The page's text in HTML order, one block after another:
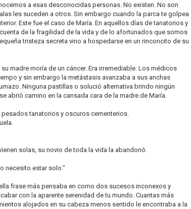
a esas desconocidas personas. No existen. No son
les suceden a otros. Sin embargo cuando la parca te golpea
Este fue el caso de María. En aquellos días de tanatorios y
de la fragilidad de la vida y de lo afortunados que somos
tristeza secreta vino a hospedarse en un rinconcito de su
madre moría de un cáncer. Era irremediable. Los médicos
y sin embargo la metástasis avanzaba a sus anchas
Ninguna pastillas o solució alternativa brindo ningún
abrió camino en la cansada cara de la madre de María.
pesados tanatorios y oscuros cementerios.
solas, su novio de toda la vida la abandonó.
necesito estar solo."
frase más pensaba en como dos sucesos inconexos y
con la aparente serenidad de tu mundo. Cuantas más
alojados en su cabeza menos sentido le encontraba a la